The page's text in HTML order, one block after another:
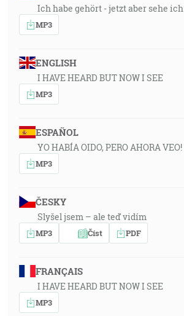
Ich habe gehört - jetzt aber sehe ich
MP3
ENGLISH
I HAVE HEARD BUT NOW I SEE
MP3
ESPAÑOL
YO HABÍA OIDO, PERO AHORA VEO!
MP3
ČESKY
Slyšel jsem – ale teď vidím
MP3 Číst PDF
FRANÇAIS
I HAVE HEARD BUT NOW I SEE
MP3